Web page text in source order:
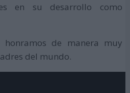
en su desarrollo como
de manera muy
del mundo.